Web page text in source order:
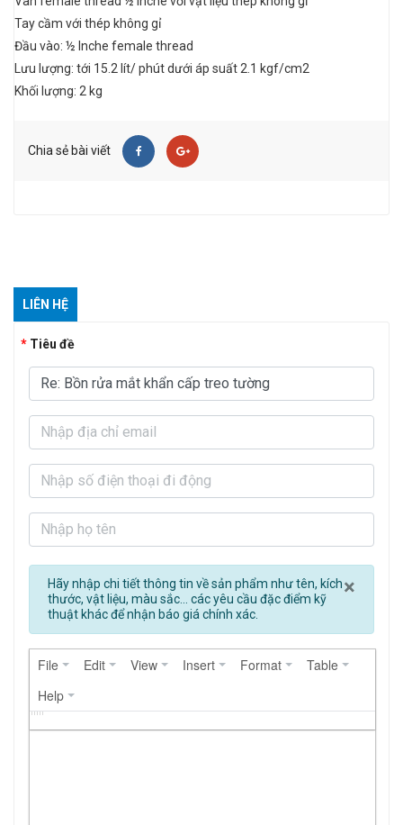
Tay cầm với thép không gỉ
Đầu vào: ½ Inche female thread
Lưu lượng: tới 15.2 lít/ phút dưới áp suất 2.1 kgf/cm2
Khối lượng: 2 kg
Chia sẻ bài viết
LIÊN HỆ
Tiêu đề
×
Hãy nhập chi tiết thông tin về sản phẩm như tên, kích
thước, vật liệu, màu sắc... các yêu cầu đặc điểm kỹ
thuật khác để nhận báo giá chính xác.
File Edit View Insert Format
Table
Help